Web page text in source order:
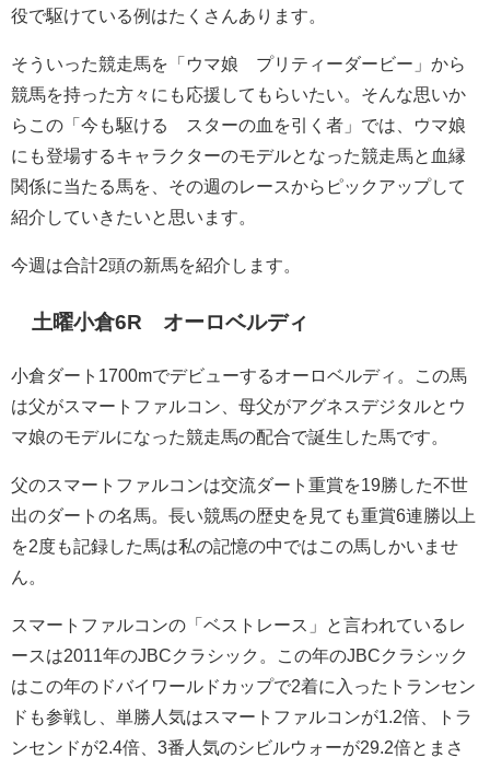
役で駆けている例はたくさんあります。
そういった競走馬を「ウマ娘 プリティーダービー」から
競馬を持った方々にも応援してもらいたい。そんな思いか
らこの「今も駆ける スターの血を引く者」では、ウマ娘
にも登場するキャラクターのモデルとなった競走馬と血縁
関係に当たる馬を、その週のレースからピックアップして
紹介していきたいと思います。
今週は合計2頭の新馬を紹介します。
土曜小倉6R オーロベルディ
小倉ダート1700mでデビューするオーロベルディ。この馬
は父がスマートファルコン、母父がアグネスデジタルとウ
マ娘のモデルになった競走馬の配合で誕生した馬です。
父のスマートファルコンは交流ダート重賞を19勝した不世
出のダートの名馬。長い競馬の歴史を見ても重賞6連勝以上
を2度も記録した馬は私の記憶の中ではこの馬しかいませ
ん。
スマートファルコンの「ベストレース」と言われているレ
ースは2011年のJBCクラシック。この年のJBCクラシック
はこの年のドバイワールドカップで2着に入ったトランセン
ドも参戦し、単勝人気はスマートファルコンが1.2倍、トラ
ンセンドが2.4倍、3番人気のシビルウォーが29.2倍とまさ